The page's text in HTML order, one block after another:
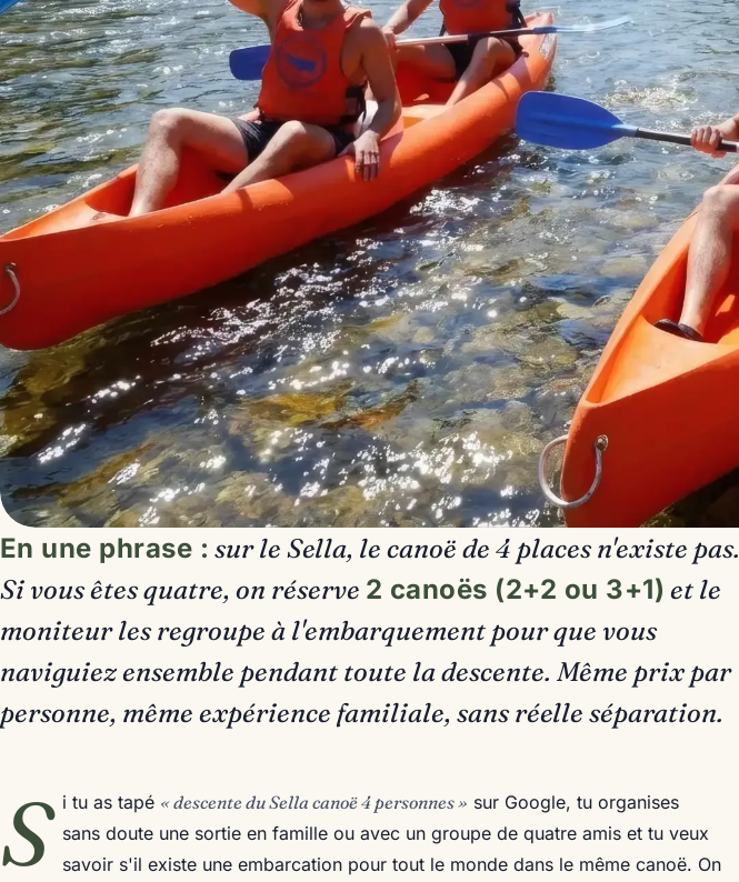
En une phrase : sur le Sella, le canoë de 4 places n'existe pas.
Si vous êtes quatre, on réserve 2 canoës (2+2 ou 3+1) et le
moniteur les regroupe à l'embarquement pour que vous
naviguiez ensemble pendant toute la descente. Même prix par
personne, même expérience familiale, sans réelle séparation.
S i tu as tapé « descente du Sella canoë 4 personnes » sur Google, tu organises
sans doute une sortie en famille ou avec un groupe de quatre amis et tu veux
savoir s'il existe une embarcation pour tout le monde dans le même canoë. On